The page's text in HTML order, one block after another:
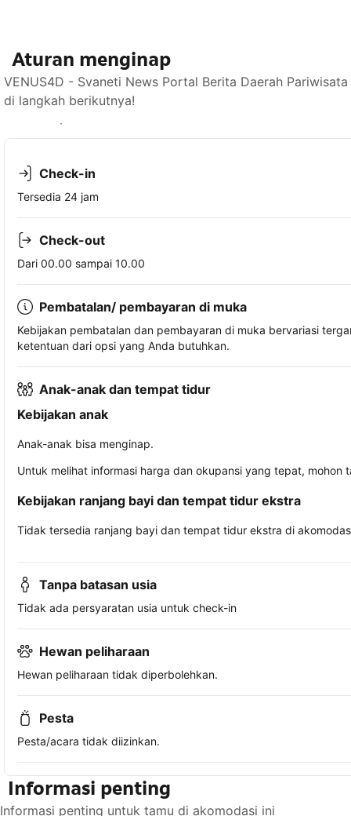
Aturan menginap
VENUS4D - Svaneti News Portal Berita Daerah
di langkah berikutnya!
Lihat ketersediaan
Check-in
Tersedia 24 jam
Check-out
Dari 00.00 sampai 10.00
Pembatalan/ pembayaran di muka
Kebijakan pembatalan dan pembayaran di muka bervariasi
ketentuan dari opsi yang Anda butuhkan.
Anak-anak dan tempat tidur
Kebijakan anak
Anak-anak bisa menginap.
Untuk melihat informasi harga dan okupansi yang tepat,
Kebijakan ranjang bayi dan tempat tidur ekstra
Tidak tersedia ranjang bayi dan tempat tidur ekstra di
Tanpa batasan usia
Tidak ada persyaratan usia untuk check-in
Hewan peliharaan
Hewan peliharaan tidak diperbolehkan.
Pesta
Pesta/acara tidak diizinkan.
Informasi penting
Informasi penting untuk tamu di akomodasi ini